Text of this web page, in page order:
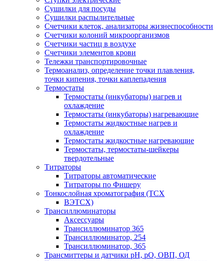
Сушилки для посуды
Сушилки распылительные
Счетчики клеток, анализаторы жизнеспособности
Счетчики колоний микроорганизмов
Счетчики частиц в воздухе
Счетчики элементов крови
Тележки транспортировочные
Термоанализ, определение точки плавления,
точки кипения, точки каплепадения
Термостаты
Термостаты (инкубаторы) нагрев и
охлаждение
Термостаты (инкубаторы) нагревающие
Термостаты жидкостные нагрев и
охлаждение
Термостаты жидкостные нагревающие
Термостаты, термостаты-шейкеры
твердотельные
Титраторы
Титраторы автоматические
Титраторы по Фишеру
Тонкослойная хроматография (ТСХ
ВЭТСХ)
Трансиллюминаторы
Аксессуары
Трансиллюминатор 365
Трансиллюминатор, 254
Трансиллюминатор, 365
Трансмиттеры и датчики рН, рО, ОВП, ОД